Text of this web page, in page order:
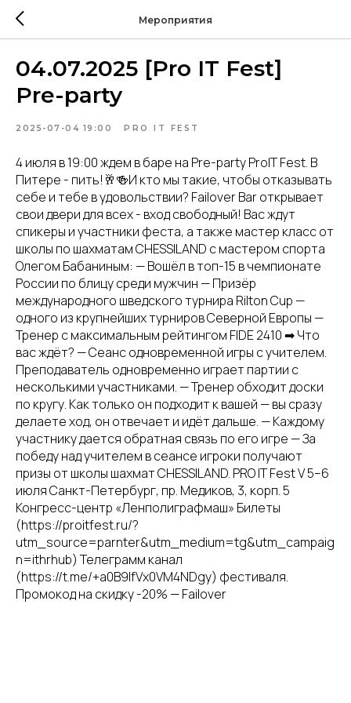
Мероприятия
04.07.2025 [Pro IT Fest]
Pre-party
2025-07-04 19:00 PRO IT FEST
4 июля в 19:00 ждем в баре на Pre-party ProIT Fest. В
Питере - пить!🥂🍻И кто мы такие, чтобы отказывать
себе и тебе в удовольствии? Failover Bar открывает
свои двери для всех - вход свободный! Вас ждут
спикеры и участники феста, а также мастер класс от
школы по шахматам CHESSILAND с мастером спорта
Олегом Бабаниным: — Вошёл в топ-15 в чемпионате
России по блицу среди мужчин — Призёр
международного шведского турнира Rilton Cup —
одного из крупнейших турниров Северной Европы —
Тренер с максимальным рейтингом FIDE 2410 ➡ Что
вас ждёт? — Сеанс одновременной игры с учителем.
Преподаватель одновременно играет партии с
несколькими участниками. — Тренер обходит доски
по кругу. Как только он подходит к вашей — вы сразу
делаете ход, он отвечает и идёт дальше. — Каждому
участнику дается обратная связь по его игре — За
победу над учителем в сеансе игроки получают
призы от школы шахмат CHESSILAND. PRO IT Fest V 5–6
июля Санкт-Петербург, пр. Медиков, 3, корп. 5
Конгресс-центр «Ленполиграфмаш» Билеты
(https://proitfest.ru/?
utm_source=parnter&utm_medium=tg&utm_campaig
n=ithrhub) Телеграмм канал
(https://t.me/+a0B9lfVx0VM4NDgy) фестиваля.
Промокод на скидку -20% — Failover